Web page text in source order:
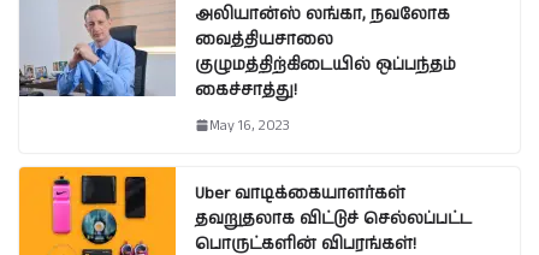
அலியான்ஸ் லங்கா, நவலோக
வைத்தியசாலை
குழுமத்திற்கிடையில் ஒப்பந்தம்
கைச்சாத்து!
May 16, 2023
Uber வாடிக்கையாளர்கள்
தவறுதலாக விட்டுச் செல்லப்பட்ட
பொருட்களின் விபரங்கள்!